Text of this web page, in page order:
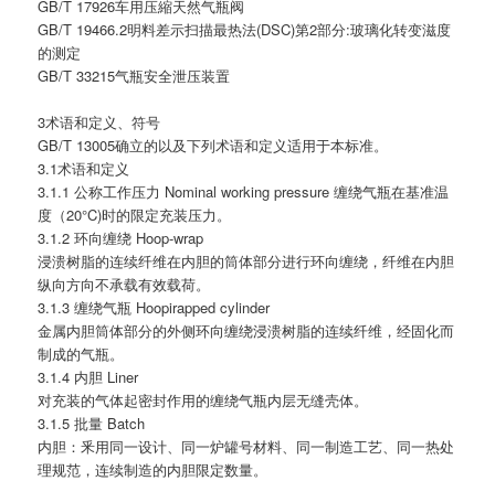
GB/T 17926车用压縮天然气瓶阀
GB/T 19466.2明料差示扫描最热法(DSC)第2部分:玻璃化转变滋度
的测定
GB/T 33215气瓶安全泄压装置
3术语和定义、符号
GB/T 13005确立的以及下列术语和定义适用于本标准。
3.1术语和定义
3.1.1 公称工作压力 Nominal working pressure 缠绕气瓶在基准温
度（20°C)时的限定充装压力。
3.1.2 环向缠绕 Hoop-wrap
浸溃树脂的连续纤维在内胆的筒体部分进行环向缠绕，纤维在内胆
纵向方向不承载有效载荷。
3.1.3 缠绕气瓶 Hoopirapped cylinder
金属内胆筒体部分的外侧环向缠绕浸溃树脂的连续纤维，经固化而
制成的气瓶。
3.1.4 内胆 Liner
对充装的气体起密封作用的缠绕气瓶内层无缝壳体。
3.1.5 批量 Batch
内胆：釆用同一设计、同一炉罐号材料、同一制造工艺、同一热处
理规范，连续制造的内胆限定数量。